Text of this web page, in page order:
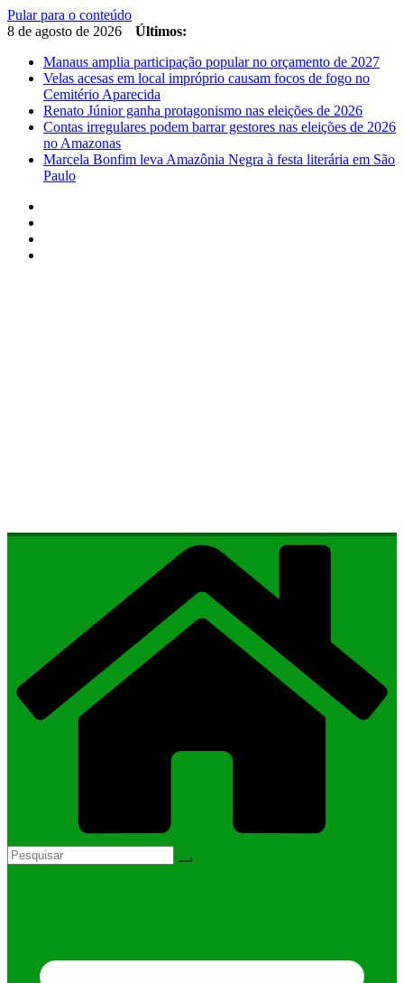
Pular para o conteúdo
8 de agosto de 2026
Últimos:
Manaus amplia participação popular no orçamento de 2027
Velas acesas em local impróprio causam focos de fogo no
Cemitério Aparecida
Renato Júnior ganha protagonismo nas eleições de 2026
Contas irregulares podem barrar gestores nas eleições de 2026
no Amazonas
Marcela Bonfim leva Amazônia Negra à festa literária em São
Paulo